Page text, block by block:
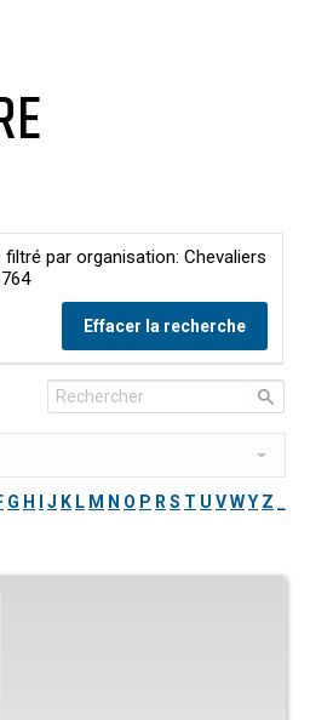
par organisation: Chevaliers
Effacer la recherche
G H J K L M N O P R S T U VWY Z